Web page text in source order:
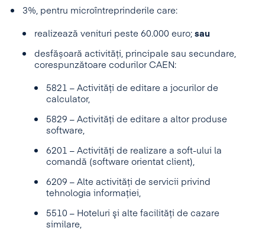
3%, pentru microîntreprinderile care:
realizează venituri peste 60.000 euro; sau
desfășoară activități, principale sau secundare,
corespunzătoare codurilor CAEN:
5821 – Activități de editare a jocurilor de
calculator,
5829 – Activități de editare a altor produse
software,
6201 – Activități de realizare a soft-ului la
comandă (software orientat client),
6209 – Alte activități de servicii privind
tehnologia informației,
5510 – Hoteluri şi alte facilități de cazare
similare,